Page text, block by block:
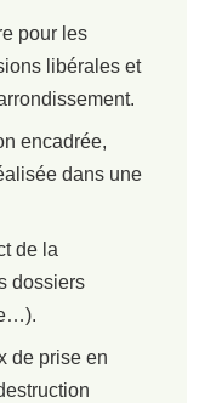
pour les
libérales et
encadrée,
dans une
de la
dossiers
de prise en